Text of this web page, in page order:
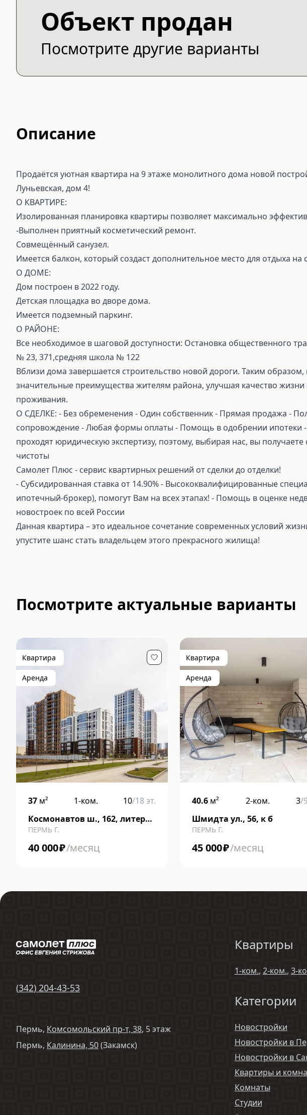
Объект продан
Посмотрите другие варианты
Описание
Продаётся уютная квартира на 9 этаже монолитного дома новой
Луньевская, дом 4!
О КВАРТИРЕ:
Изолированная планировка квартиры позволяет максимально
-Выполнен приятный косметический ремонт.
Совмещённый санузел.
Имеется балкон, который создаст дополнительное место для отдыха на
О ДОМЕ:
Дом построен в 2022 году.
Детская площадка во дворе дома.
Имеется подземный паркинг.
О РАЙОНЕ:
Все необходимое в шаговой доступности: Остановка общественного
№ 23, 371,средняя школа № 122
Вблизи дома завершается строительство новой дороги. Таким
значительные преимущества жителям района, улучшая качество
проживания.
О СДЕЛКЕ: ⁃ Без обременения ⁃ Один собственник ⁃ Прямая продажа ⁃
сопровождение ⁃ Любая формы оплаты ⁃ Помощь в одобрении ипотеки
проходят юридическую экспертизу, поэтому, выбирая нас, вы
чистоты
Самолет Плюс - сервис квартирных решений от сделки до отделки!
⁃ Субсидированная ставка от 14.90% ⁃ Высококвалифицированные
ипотечный-брокер), помогут Вам на всех этапах! ⁃ Помощь в оценке
новостроек по всей России
Данная квартира – это идеальное сочетание современных условий
упустите шанс стать владельцем этого прекрасного жилища!
Посмотрите актуальные варианты
Квартира
Аренда
37 м² 1-ком. 10/18эт.
Космонавтов ш., 162, литера
к
ПЕРМЬ Г.
40 000₽/месяц
Квартира
Аренда
40.6 м² 2-ком. 3/
Шмидта ул., 56, к б
ПЕРМЬ Г.
45 000₽/месяц
(342) 204-43-53
Пермь, Комсомольский пр-т, 38, 5 этаж
Пермь, Калинина, 50(Закамск)
Квартиры
1-ком., 2-ком., 3-
Категории
Новостройки
Новостройки в
Новостройки в
Квартиры и
Комнаты
Студии